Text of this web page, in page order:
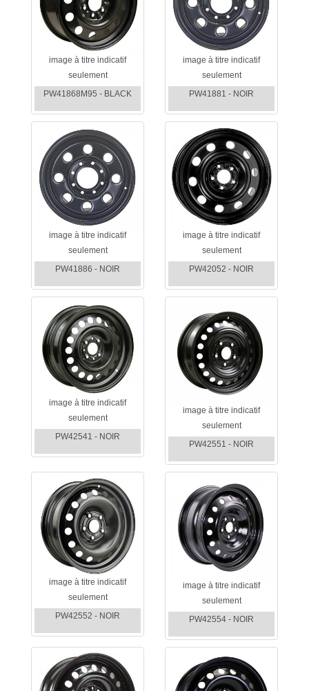
image à titre indicatif
seulement
PW41868M95 - BLACK
image à titre indicatif
seulement
PW41881 - NOIR
image à titre indicatif
seulement
PW41886 - NOIR
image à titre indicatif
seulement
PW42052 - NOIR
image à titre indicatif
seulement
PW42541 - NOIR
image à titre indicatif
seulement
PW42551 - NOIR
image à titre indicatif
seulement
PW42552 - NOIR
image à titre indicatif
seulement
PW42554 - NOIR